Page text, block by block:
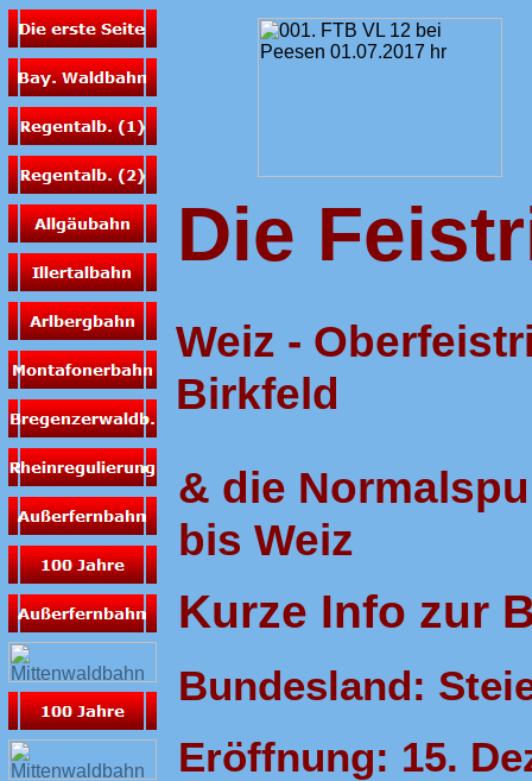
Die
Weiz -
Birkfeld
& die
bis Weiz
Kurze Info zur
Bundesland:
Eröffnung: 15.